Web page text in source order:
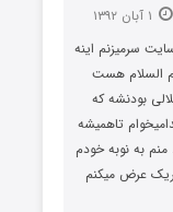
سرمیزنم اینه
السلام هست
بودنشه که
تاهمیشه
به نوبه خودم
عرض میکنم